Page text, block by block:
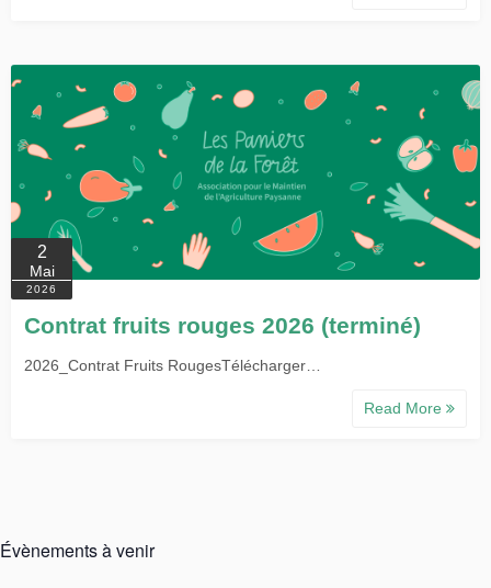
2
Mai
2026
Contrat fruits rouges 2026 (terminé)
2026_Contrat Fruits RougesTélécharger…
Read More
Évènements à venir